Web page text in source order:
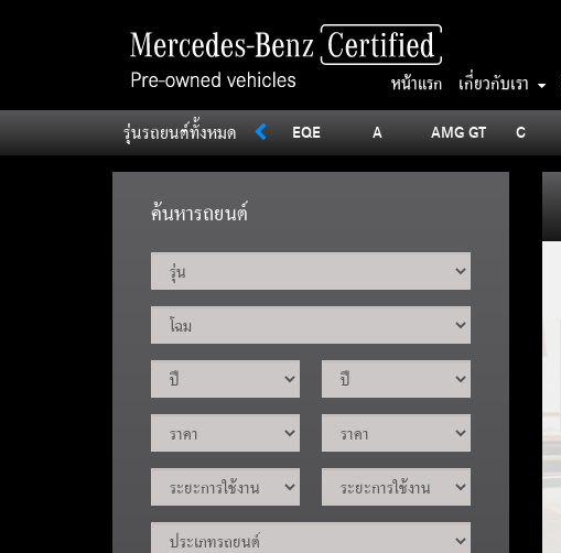
หน้าแรก เกี่ยวกับเรา
รุ่นรถยนต์ทั้งหมด
Sprinter V Vito EQE A AMG GT C
ค้นหารถยนต์